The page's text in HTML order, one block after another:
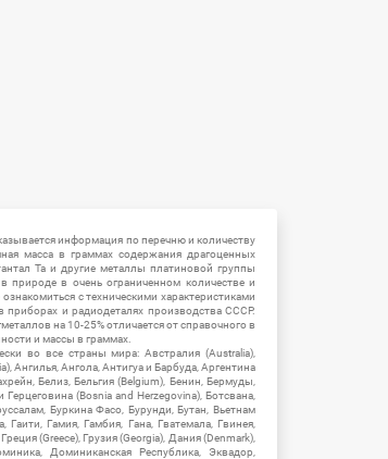
информация по перечню и количеству
масса в граммах содержания драгоценных
Ta и другие металлы платиновой группы
в очень ограниченном количестве и
с техническими характеристиками
и радиодеталях производства СССР.
на 10-25% отличается от справочного в
и массы в граммах.
во все страны мира: Австралия (Australia),
Ангилья, Ангола, Антигуа и Барбуда, Аргентина
Белиз, Бельгия (Belgium), Бенин, Бермуды,
(Bosnia and Herzegovina), Ботсвана,
Буркина Фасо, Бурунди, Бутан, Вьетнам
Гаити, Гамия, Гамбия, Гана, Гватемала, Гвинея,
(Greece), Грузия (Georgia), Дания (Denmark),
Доминиканская Республика, Эквадор,